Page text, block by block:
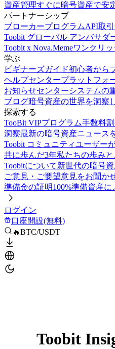
資産管理すぐに暗号資産で安
パートナーシップ
ブローカープログラムAPI取
Toobit グローバル アンバサダ
Toobit x Nova.Memeワンクリ
学ぶ
ビギナーズガイド初心者から
ヘルプセンタープラットフォ
お知らせセンターシステムの
ブログ暗号資産の世界を洞察
探索する
TooBit VIPプログラム手数料
洞察最新の暗号資産ニュース
Toobit コミュニティユーザー
共に歩んだ3年私たちの歩み
Toobitについて新世代の暗号
ご意見・ご要望意見をお聞か
準備金の証明100%準備資産
ログイン
口座開設(無料)
🔥BTC/USDT
Toobit